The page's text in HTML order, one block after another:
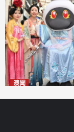
澳聞